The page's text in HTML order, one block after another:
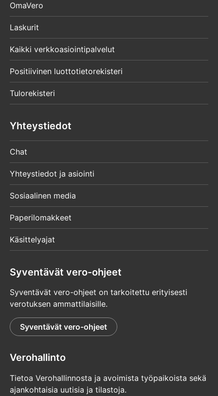
OmaVero
Laskurit
Kaikki verkkoasiointipalvelut
Positiivinen luottotietorekisteri
Tulorekisteri
Yhteystiedot
Chat
Yhteystiedot ja asiointi
Sosiaalinen media
Paperilomakkeet
Käsittelyajat
Syventävät vero-ohjeet
Syventävät vero-ohjeet on tarkoitettu erityisesti
verotuksen ammattilaisille.
Syventävät vero-ohjeet
Verohallinto
Tietoa Verohallinnosta ja avoimista työpaikoista sekä
ajankohtaisia uutisia ja tilastoja.